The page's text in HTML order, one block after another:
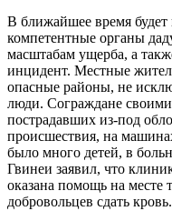
В ближайшее время будет
компетентные органы
масштабам ущерба, а
инцидент. Местные
опасные районы, не
люди. Сограждане
пострадавших из-под
происшествия, на
было много детей, в
Гвинеи заявил, что
оказана помощь на месте
добровольцев сдать кровь.